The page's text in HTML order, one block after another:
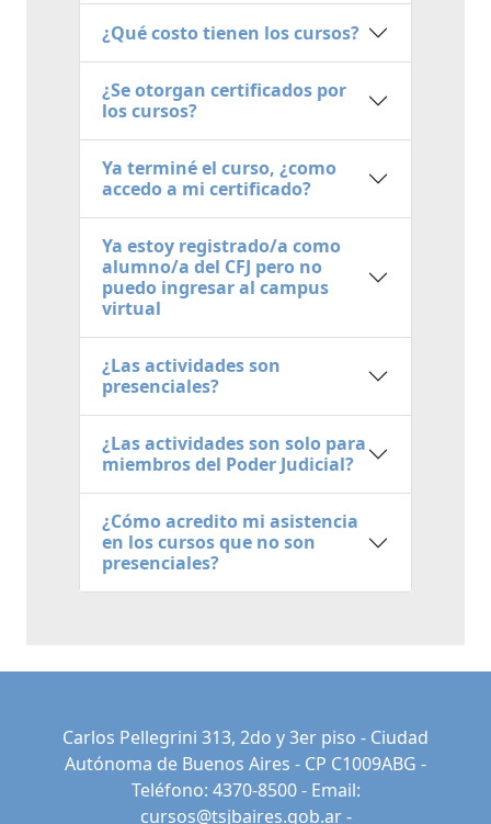
¿Qué costo tienen los cursos?
¿Se otorgan certificados por
los cursos?
Ya terminé el curso, ¿como
accedo a mi certificado?
Ya estoy registrado/a como
alumno/a del CFJ pero no
puedo ingresar al campus
virtual
¿Las actividades son
presenciales?
¿Las actividades son solo para
miembros del Poder Judicial?
¿Cómo acredito mi asistencia
en los cursos que no son
presenciales?
Carlos Pellegrini 313, 2do y 3er piso - Ciudad
Autónoma de Buenos Aires - CP C1009ABG -
Teléfono: 4370-8500 - Email:
cursos@tsjbaires.gob.ar-